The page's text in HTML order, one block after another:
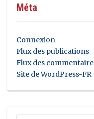
Méta
Connexion
Flux des publications
Flux des
Site de WordPress-FR